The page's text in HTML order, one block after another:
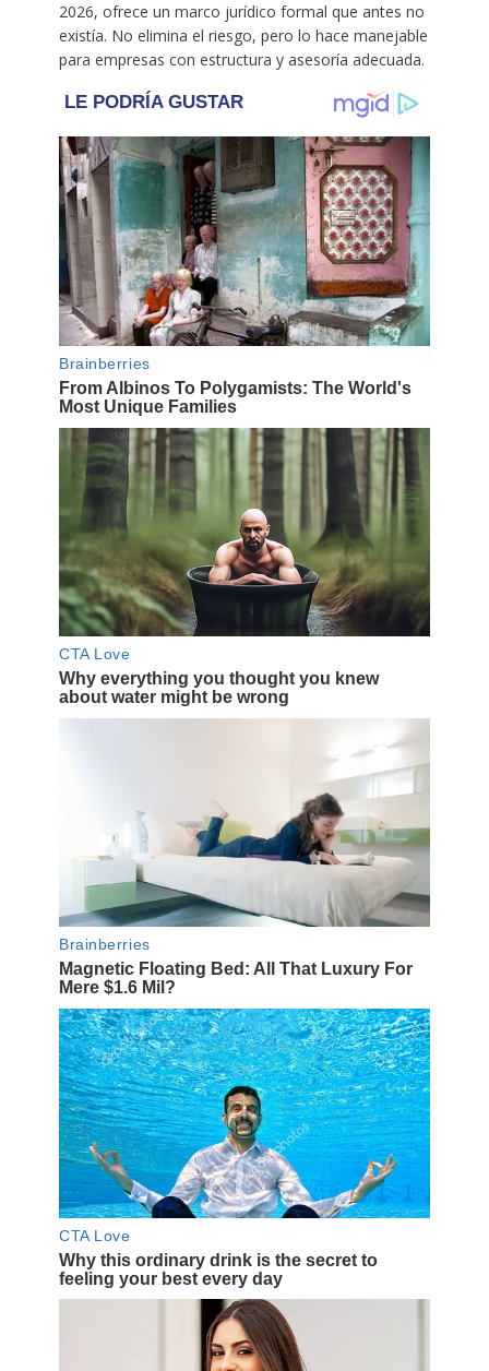
2026, ofrece un marco jurídico formal que antes no
existía. No elimina el riesgo, pero lo hace manejable
para empresas con estructura y asesoría adecuada.